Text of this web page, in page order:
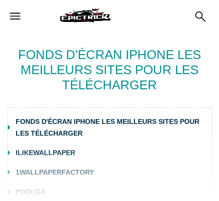
FONDS D'ÉCRAN IPHONE LES
MEILLEURS SITES POUR LES
TÉLÉCHARGER
FONDS D'ÉCRAN IPHONE LES MEILLEURS SITES POUR
LES TÉLÉCHARGER
ILIKEWALLPAPER
1WALLPAPERFACTORY
POOLGA